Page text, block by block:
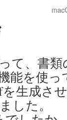
て、書
能を使
生成さ
した。